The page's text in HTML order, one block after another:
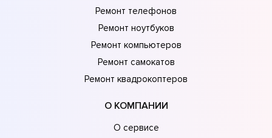
Ремонт телефонов
Ремонт ноутбуков
Ремонт компьютеров
Ремонт самокатов
Ремонт квадрокоптеров
О КОМПАНИИ
О сервисе